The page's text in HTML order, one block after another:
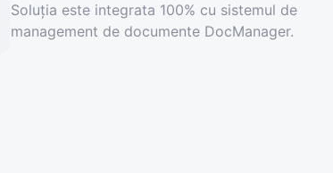
Soluția este integrata 100% cu sistemul de
management de documente DocManager.